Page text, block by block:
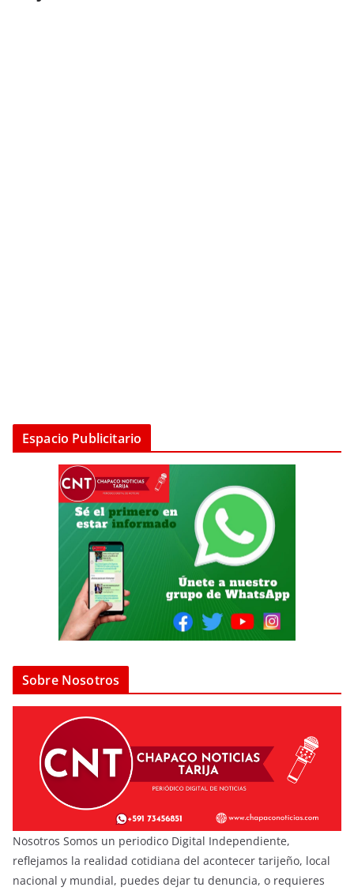
Espacio Publicitario
Sobre Nosotros
Nosotros Somos un periodico Digital Independiente,
reflejamos la realidad cotidiana del acontecer tarijeño, local
nacional y mundial, puedes dejar tu denuncia, o requieres